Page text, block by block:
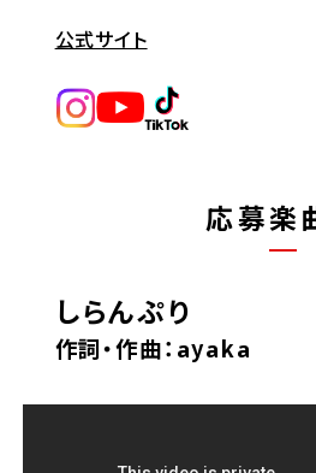
公式サイト
応募楽
しらんぷり
作詞・作曲：ayaka